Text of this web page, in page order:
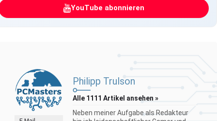
YouTube abonnieren
Philipp Trulson
Alle 1111 Artikel ansehen »
Neben meiner Aufgabe als Redakteur